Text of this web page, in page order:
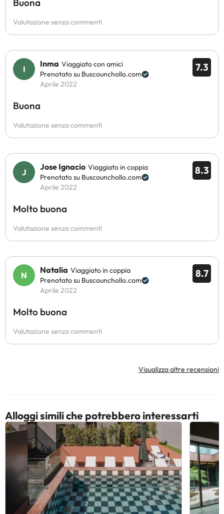
Buona
Valutazione senza commenti
7.3
Inma Viaggiato con amici
Prenotato su Buscounchollo.com
Aprile 2022
Buona
Valutazione senza commenti
8.3
Jose Ignacio Viaggiato in coppia
Prenotato su Buscounchollo.com
Aprile 2022
Molto buona
Valutazione senza commenti
8.7
Natalia Viaggiato in coppia
Prenotato su Buscounchollo.com
Aprile 2022
Molto buona
Valutazione senza commenti
Visualizza altre recensioni
Alloggi simili che potrebbero interessarti